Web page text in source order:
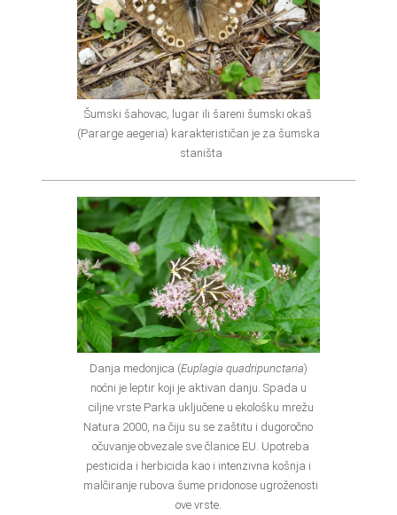
Šumski šahovac, lugar ili šareni šumski okaš
(Pararge aegeria) karakterističan je za šumska
staništa
Danja medonjica (Euplagia quadripunctaria)
noćni je leptir koji je aktivan danju. Spada u
ciljne vrste Parka uključene u ekološku mrežu
Natura 2000, na čiju su se zaštitu i dugoročno
očuvanje obvezale sve članice EU. Upotreba
pesticida i herbicida kao i intenzivna košnja i
malčiranje rubova šume pridonose ugroženosti
ove vrste.